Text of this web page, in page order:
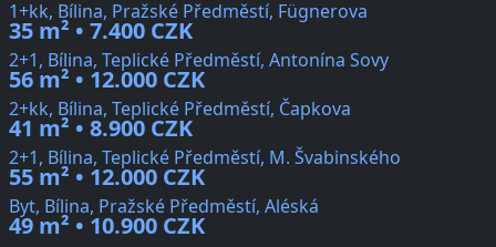
1+kk, Bílina, Pražské Předměstí, Fügnerova
35 m² • 7.400 CZK
2+1, Bílina, Teplické Předměstí, Antonína Sovy
56 m² • 12.000 CZK
2+kk, Bílina, Teplické Předměstí, Čapkova
41 m² • 8.900 CZK
2+1, Bílina, Teplické Předměstí, M. Švabinského
55 m² • 12.000 CZK
Byt, Bílina, Pražské Předměstí, Aléská
49 m² • 10.900 CZK